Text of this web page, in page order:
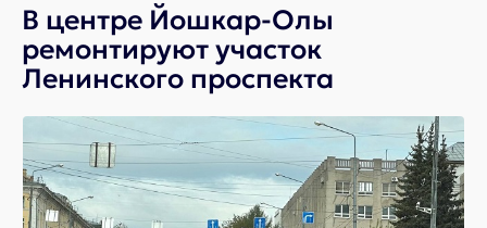
В центре Йошкар-Олы
ремонтируют участок
Ленинского проспекта